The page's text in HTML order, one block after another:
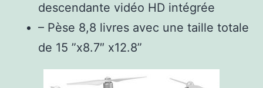
descendante vidéo HD intégrée
– Pèse 8,8 livres avec une taille totale
de 15 ”x8.7″ x12.8”